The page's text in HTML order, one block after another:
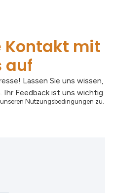
Kontakt mit
auf
Lassen Sie uns wissen,
Feedback ist uns wichtig.
Nutzungsbedingungen zu.